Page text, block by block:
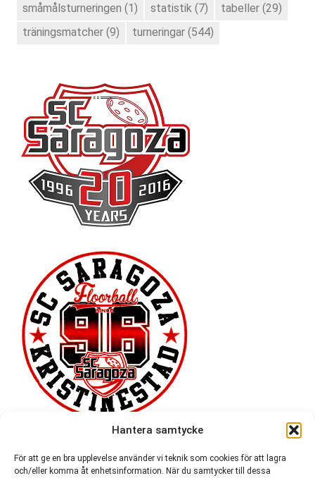
Hantera samtycke
För att ge en bra upplevelse använder vi teknik som cookies för att lagra
och/eller komma åt enhetsinformation. När du samtycker till dessa
småmålsturneringen (1) statistik (7) tabeller (29)
träningsmatcher (9) turneringar (544)